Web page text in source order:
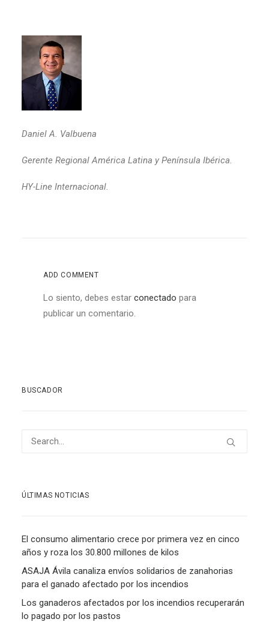
Daniel A. Valbuena
Gerente Regional América Latina y Península Ibérica.
HY-Line Internacional.
ADD COMMENT
Lo siento, debes estar conectado para
publicar un comentario.
BUSCADOR
ÚLTIMAS NOTICIAS
El consumo alimentario crece por primera vez en cinco
años y roza los 30.800 millones de kilos
ASAJA Ávila canaliza envíos solidarios de zanahorias
para el ganado afectado por los incendios
Los ganaderos afectados por los incendios recuperarán
lo pagado por los pastos